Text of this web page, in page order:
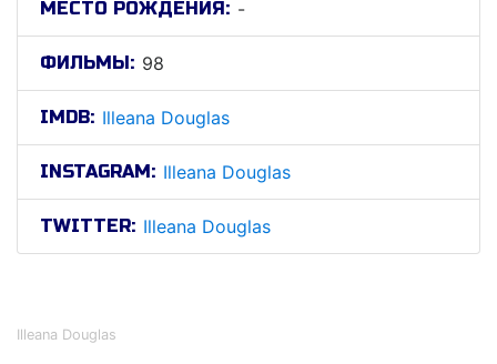
МЕСТО РОЖДЕНИЯ: -
ФИЛЬМЫ: 98
IMDB: Illeana Douglas
INSTAGRAM: Illeana Douglas
TWITTER: Illeana Douglas
Illeana Douglas